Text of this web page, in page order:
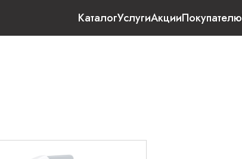
КаталогУслугиАкцииПокупателю